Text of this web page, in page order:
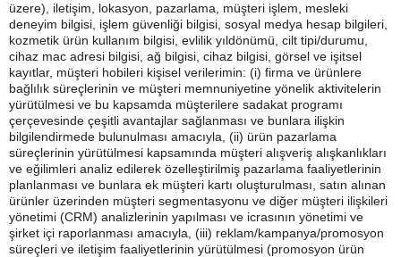
üzere), iletişim, lokasyon, pazarlama, müşteri işlem, mesleki
deneyim bilgisi, işlem güvenliği bilgisi, sosyal medya hesap bilgileri,
kozmetik ürün kullanım bilgisi, evlilik yıldönümü, cilt tipi/durumu,
cihaz mac adresi bilgisi, ağ bilgisi, cihaz bilgisi, görsel ve işitsel
kayıtlar, müşteri hobileri kişisel verilerimin: (i) firma ve ürünlere
bağlılık süreçlerinin ve müşteri memnuniyetine yönelik aktivitelerin
yürütülmesi ve bu kapsamda müşterilere sadakat programı
çerçevesinde çeşitli avantajlar sağlanması ve bunlara ilişkin
bilgilendirmede bulunulması amacıyla, (ii) ürün pazarlama
süreçlerinin yürütülmesi kapsamında müşteri alışveriş alışkanlıkları
ve eğilimleri analiz edilerek özelleştirilmiş pazarlama faaliyetlerinin
planlanması ve bunlara ek müşteri kartı oluşturulması, satın alınan
ürünler üzerinden müşteri segmentasyonu ve diğer müşteri ilişkileri
yönetimi (CRM) analizlerinin yapılması ve icrasının yönetimi ve
şirket içi raporlanması amacıyla, (iii) reklam/kampanya/promosyon
süreçleri ve iletişim faaliyetlerinin yürütülmesi (promosyon ürün